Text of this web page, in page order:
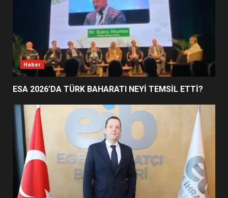
4
EDREMİT’İN GURURU TÜRKİYE
FİNALİNDE NE BAŞARDI?
5
UZATILDI: NE DEĞİŞTİ?
6
BURHANİYE SATRANÇ
TURNUVASI KAYITLARI NEYİ
DEĞİŞTİRİYOR?
Haber
ESA 2026’DA TÜRK BAHARATI NEYİ TEMSİL ETTİ?